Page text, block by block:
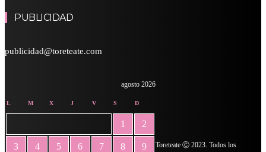
PUBLICIDAD
publicidad@toreteate.com
agosto 2026
L M X J V S D
1 2
3 4 5 6 7 8 9
Toreteate Ⓒ 2023. Todos los